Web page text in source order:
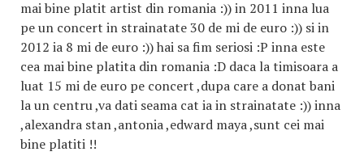
mai bine platit artist din romania :)) in 2011 inna lua
pe un concert in strainatate 30 de mi de euro :)) si in
2012 ia 8 mi de euro :)) hai sa fim seriosi :P inna este
cea mai bine platita din romania :D daca la timisoara a
luat 15 mi de euro pe concert ,dupa care a donat bani
la un centru ,va dati seama cat ia in strainatate :)) inna
,alexandra stan ,antonia ,edward maya ,sunt cei mai
bine platiti !!